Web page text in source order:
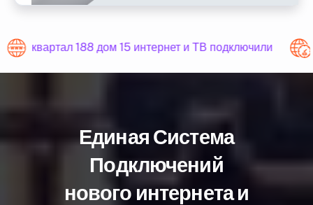
квартал 188 дом 15 интернет и ТВ подключили
Единая Система
Подключений
нового интернета и